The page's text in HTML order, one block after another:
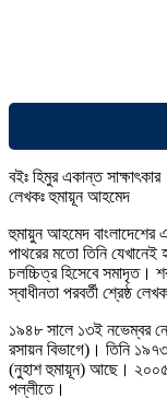
বইঃ হিমুর একান্ত সাক্ষাৎকার
লেখকঃ হুমায়ূন আহমেদ
হুমায়ুন আহমেদ বাংলাদেশের
পাথরের মতো তিনি যেখানেই
চলচ্চিত্র হিসেবে সমাদৃত।
স্বাধীনতা পরবর্তী শ্রেষ্ঠ
১৯৪৮ সালে ১৩ই নভেম্বর
রসায়ন বিভাগে)। তিনি
(নুহাশ হুমায়ূন) আছে। ২০০৫
পল্লীতে।